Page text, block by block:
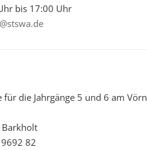
bis 17:00 Uhr
für die Jahrgänge 5 und 6 am Vörn
Barkholt
82